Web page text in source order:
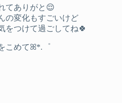
てありがと😌
の変化もすごいけど
をつけて過ごしてね🍀
こめてꕤ*.゜